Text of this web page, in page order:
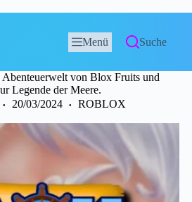
Menü Suche
Abenteuerwelt von Blox Fruits und
Legende der Meere.
20/03/2024 ROBLOX